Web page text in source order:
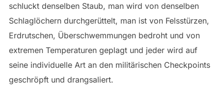
schluckt denselben Staub, man wird von denselben
Schlaglöchern durchgerüttelt, man ist von Felsstürzen,
Erdrutschen, Überschwemmungen bedroht und von
extremen Temperaturen geplagt und jeder wird auf
seine individuelle Art an den militärischen Checkpoints
geschröpft und drangsaliert.